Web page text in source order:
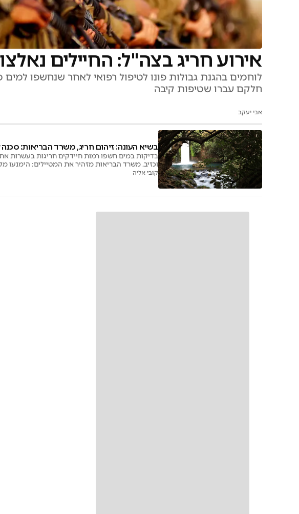
אירוע חריג בצה"ל: החיילים
לוחמים בהגנת גבולות פונו לטיפול רפואי לאחר שנחשפו
חלקם עברו שטיפות קיבה
אבי יעקב
בשיא העונה: זיהום חריג, משרד הבריאות: סכנה
בדיקות במים חשפו רמות חיידקים חריגות בעשרות
וכזיב. משרד הבריאות מזהיר את המטיילים: הימנעו
קובי אליה